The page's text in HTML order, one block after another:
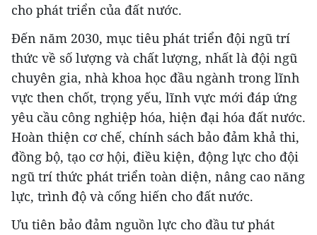
cho phát triển của đất nước.
Đến năm 2030, mục tiêu phát triển đội ngũ trí
thức về số lượng và chất lượng, nhất là đội ngũ
chuyên gia, nhà khoa học đầu ngành trong lĩnh
vực then chốt, trọng yếu, lĩnh vực mới đáp ứng
yêu cầu công nghiệp hóa, hiện đại hóa đất nước.
Hoàn thiện cơ chế, chính sách bảo đảm khả thi,
đồng bộ, tạo cơ hội, điều kiện, động lực cho đội
ngũ trí thức phát triển toàn diện, nâng cao năng
lực, trình độ và cống hiến cho đất nước.
Ưu tiên bảo đảm nguồn lực cho đầu tư phát